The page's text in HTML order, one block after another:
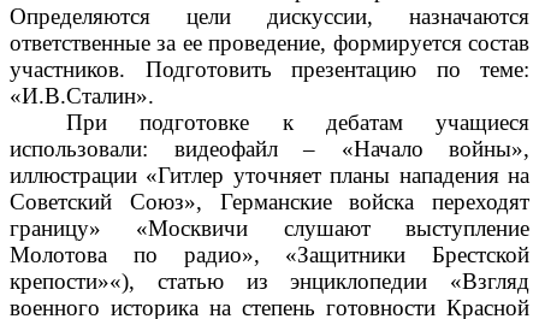
Определяются цели дискуссии, назначаются
ответственные за ее проведение, формируется состав
участников. Подготовить презентацию по теме:
«И.В.Сталин».
При подготовке к дебатам учащиеся
использовали: видеофайл – «Начало войны»,
иллюстрации «Гитлер уточняет планы нападения на
Советский Союз», Германские войска переходят
границу» «Москвичи слушают выступление
Молотова по радио», «Защитники Брестской
крепости»«), статью из энциклопедии «Взгляд
военного историка на степень готовности Красной